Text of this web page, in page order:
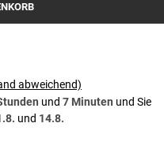
abweichend)
und 7 Minuten und Sie
und 14.8.